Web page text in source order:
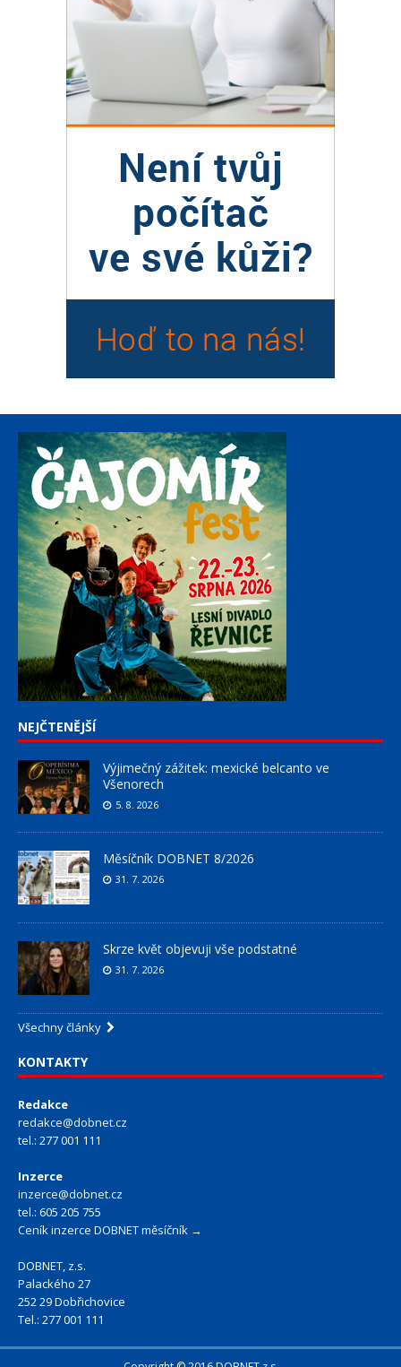
NEJČTENĚJŠÍ
Výjimečný zážitek: mexické belcanto ve
Všenorech
5. 8. 2026
Měsíčník DOBNET 8/2026
31. 7. 2026
Skrze květ objevuji vše podstatné
31. 7. 2026
Všechny články
KONTAKTY
Redakce
redakce@dobnet.cz
tel.: 277 001 111
Inzerce
inzerce@dobnet.cz
tel.: 605 205 755
Ceník inzerce DOBNET měsíčník →
DOBNET, z.s.
Palackého 27
252 29 Dobřichovice
Tel.: 277 001 111